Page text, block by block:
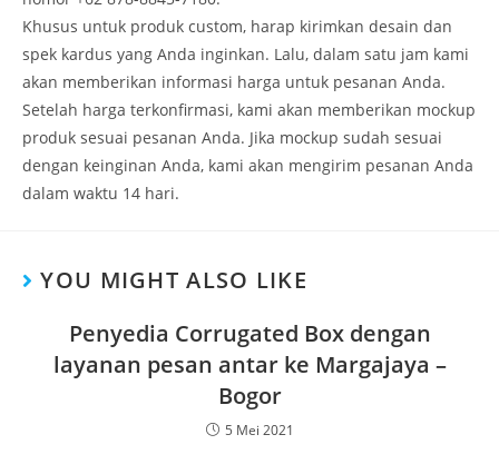
Khusus untuk produk custom, harap kirimkan desain dan
spek kardus yang Anda inginkan. Lalu, dalam satu jam kami
akan memberikan informasi harga untuk pesanan Anda.
Setelah harga terkonfirmasi, kami akan memberikan mockup
produk sesuai pesanan Anda. Jika mockup sudah sesuai
dengan keinginan Anda, kami akan mengirim pesanan Anda
dalam waktu 14 hari.
YOU MIGHT ALSO LIKE
Penyedia Corrugated Box dengan
layanan pesan antar ke Margajaya –
Bogor
5 Mei 2021